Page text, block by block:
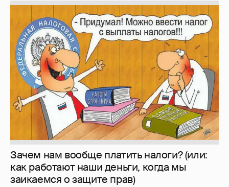
Зачем нам вообще платить налоги? (или:
как работают наши деньги, когда мы
заикаемся о защите прав)